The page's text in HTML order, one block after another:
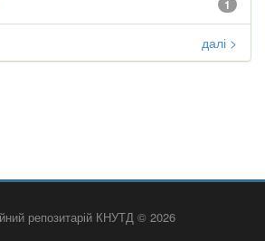
1
далі >
репозитарій КНУТД © 2026